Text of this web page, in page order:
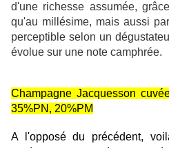
d'une richesse assumée,
qu'au millésime, mais aussi
perceptible selon un
évolue sur une note camphrée.
Champagne Jacquesson
35%PN, 20%PM
A l'opposé du précédent,